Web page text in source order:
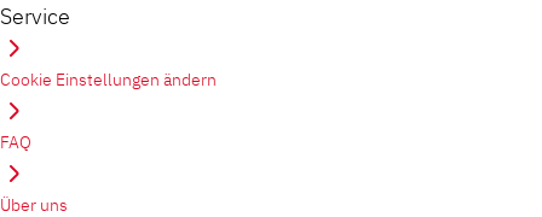
Service
Cookie Einstellungen ändern
FAQ
Über uns